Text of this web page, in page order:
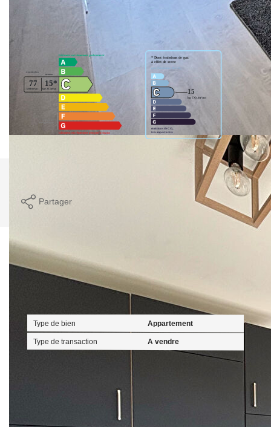
Diagnostics énergétiques
Partager
Caractéristiques détaillées
Type de bien Appartement
Type de transaction A vendre